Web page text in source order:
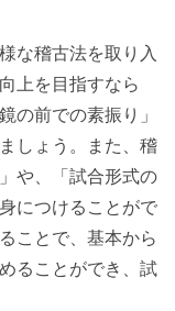
な稽古法を取り入
上を目指すなら
の前での素振り」
しょう。また、稽
や、「試合形式の
につけることがで
ことで、基本から
ることができ、試